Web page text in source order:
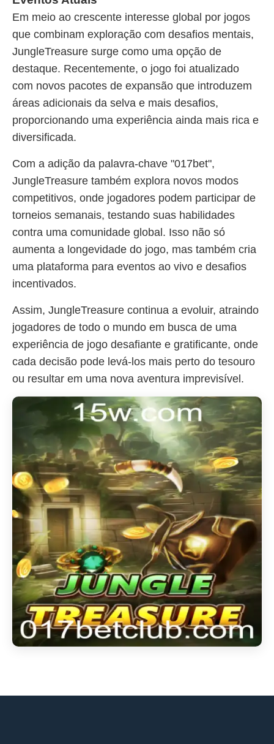
Em meio ao crescente interesse global por jogos
que combinam exploração com desafios mentais,
JungleTreasure surge como uma opção de
destaque. Recentemente, o jogo foi atualizado
com novos pacotes de expansão que introduzem
áreas adicionais da selva e mais desafios,
proporcionando uma experiência ainda mais rica e
diversificada.
Com a adição da palavra-chave "017bet",
JungleTreasure também explora novos modos
competitivos, onde jogadores podem participar de
torneios semanais, testando suas habilidades
contra uma comunidade global. Isso não só
aumenta a longevidade do jogo, mas também cria
uma plataforma para eventos ao vivo e desafios
incentivados.
Assim, JungleTreasure continua a evoluir, atraindo
jogadores de todo o mundo em busca de uma
experiência de jogo desafiante e gratificante, onde
cada decisão pode levá-los mais perto do tesouro
ou resultar em uma nova aventura imprevisível.